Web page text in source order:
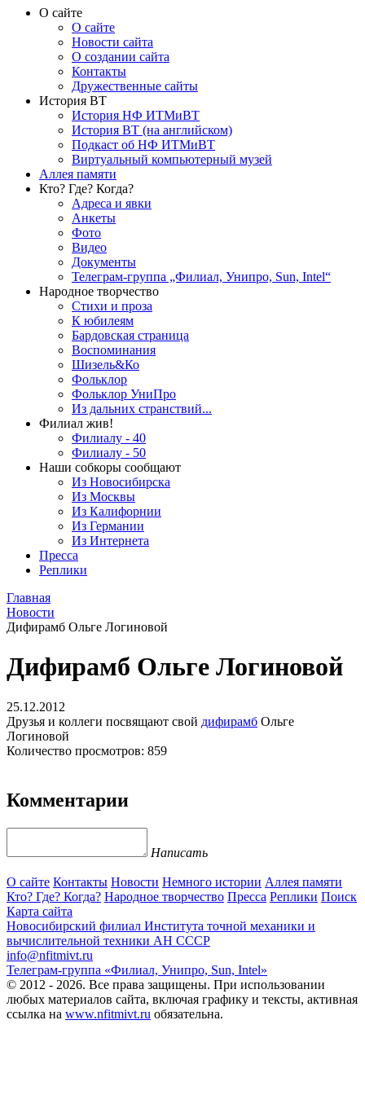
О сайте
О сайте
Новости сайта
О создании сайта
Контакты
Дружественные сайты
История ВТ
История НФ ИТМиВТ
История ВТ (на английском)
Подкаст об НФ ИТМиВТ
Виртуальный компьютерный музей
Аллея памяти
Кто? Где? Когда?
Адреса и явки
Анкеты
Фото
Видео
Документы
Телеграм-группа „Филиал, Унипро, Sun, Intel“
Народное творчество
Стихи и проза
К юбилеям
Бардовская страница
Воспоминания
Шизель&Ко
Фольклор
Фольклор УниПро
Из дальних странствий...
Филиал жив!
Филиалу - 40
Филиалу - 50
Наши собкоры сообщают
Из Новосибирска
Из Москвы
Из Калифорнии
Из Германии
Из Интернета
Пресса
Реплики
Главная
Новости
Дифирамб Ольге Логиновой
Дифирамб Ольге Логиновой
25.12.2012
Друзья и коллеги посвящают свой дифирамб Ольге
Логиновой
Количество просмотров: 859
Комментарии
Написать
О сайте Контакты Новости Немного истории Аллея памяти
Кто? Где? Когда? Народное творчество Пресса Реплики Поиск
Карта сайта
Новосибирский филиал Института точной механики и
вычислительной техники АН СССР
info@nfitmivt.ru
Телеграм-группа «Филиал, Унипро, Sun, Intel»
© 2012 - 2026. Все права защищены. При использовании
любых материалов сайта, включая графику и тексты, активная
ссылка на www.nfitmivt.ru обязательна.